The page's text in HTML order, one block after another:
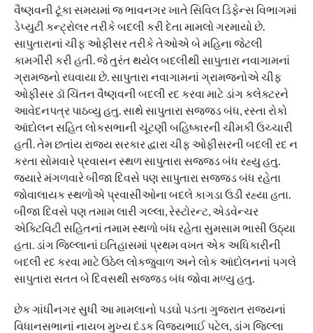
વૈષ્ણવની ટૂંકા સમયમાં જ ભાવનગર ખાતે સિવિલ ડિફેન્સ વિભાગમાં
ડેપ્યુટી કન્ટ્રોલર તરીકે બદલી કરી દેતા મામલો ગરમાયો છે.
સાપુતારાનાં ચીફ ઓફીસર તરીકે તેઓએ બે મહિના જેટલી
કામગીરી કરી હતી. જે તુરંત થયેલ બદલીથી સાપુતારા નવાગામનાં
ગ્રામજનો રઘવાયા છે. સાપુતારા નવાગામનાં ગ્રામજનોએ ચીફ
ઓફીસર ડૉ ચિંતન વૈષ્ણવની બદલી રદ કરવા માટે ડાંગ કલેક્ટરને
આવેદનપત્ર પાઠવ્યુ હતુ. સાથે સાપુતારા સજ્જડ બંધ, રસ્તા રોકો
આંદોલન સહિત લોકસભાની ચૂંટણી બહિષ્કારની ચીમકી ઉચ્ચારી
હતી. તેમ છતાંય રાજ્ય સરકાર દ્વારા ચીફ ઓફીસરની બદલી રદ ન
કરતા સોમવારે પ્રવાસન સ્થળ સાપુતારા સજ્જડ બંધ રહ્યુ હતુ.
જ્યારે મંગળવારે બીજા દિવસે પણ સાપુતારા સજ્જડ બંધ રહેતા
જોવાલાયક સ્થળોએ પ્રવાસીઓના બદલે કાગડા ઉડી રહ્યા હતા.
બીજા દિવસે પણ તમામ લારી ગલ્લા, રેસ્ટોરન્ટ, એડવેન્ચર
એક્ટિવિટી સહિતનાં તમામ સ્થળો બંધ રહેતા સુમસામ ભાસી ઉઠ્યા
હતા. ડાંગ જિલ્લાનાં ઇતિહાસમાં પ્રથમ વખત એક અધિકારીની
બદલી રદ કરવા માટે ઉઠેલ લોકજુવાળ અને લોક આંદોલનનાં પગલે
સાપુતારા સતત બે દિવસથી સજ્જડ બંધ જોવા મળ્યુ હતુ.
છેક ગાંધીનગર સુધી આ મામલાનો પડઘો પડતા ગુજરાત રાજ્યનાં
વિધાનસભાનાં નાયબ મુખ્ય દંડક વિજયભાઈ પટેલ, ડાંગ જિલ્લા